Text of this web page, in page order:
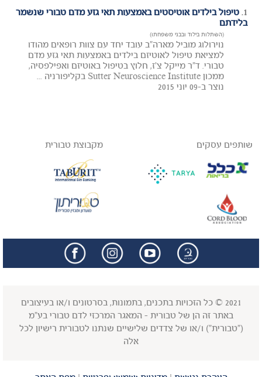
1. טיפול בילדים אוטיסטים באמצעות תאי גזע מדם טבורי שנשמר
בלידתם
(השתלות בילוד ובבני משפחתו)
נוירולוג מוביל מארה"ב עובד יחד עם צוות רופאים מהודו
למציאת טיפול לאוטיזם בילדים באמצעות תאי גזע מדם
טבורי. ד"ר מייקל צ'ז, חלוץ בטיפול באוטיזם ואפילפסיה,
ממכון Sutter Neuroscience Institute בקליפורניה ...
נוצר ב-09 יוני 2015
שותפים עסקים מקבוצת טבורית
2021 © כל הזכויות בתכנים, בתמונות, בסרטונים ו/או בעיצובים
באתר זה הן של טבורית - המאגר המרכזי לדם טבורי בע"מ
("טבורית") ו/או של צדדים שלישיים שנתנו לטבורית רישיון לכל
אלה